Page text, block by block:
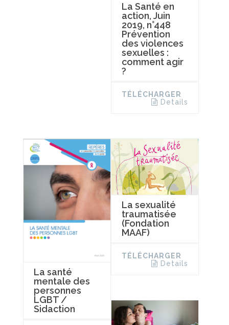
La Santé en
action, Juin
2019, n°448
Prévention
des violences
sexuelles :
comment agir
?
TÉLÉCHARGER
Details
La santé
mentale des
personnes
LGBT /
Sidaction
La sexualité
traumatisée
(Fondation
MAAF)
TÉLÉCHARGER
Details